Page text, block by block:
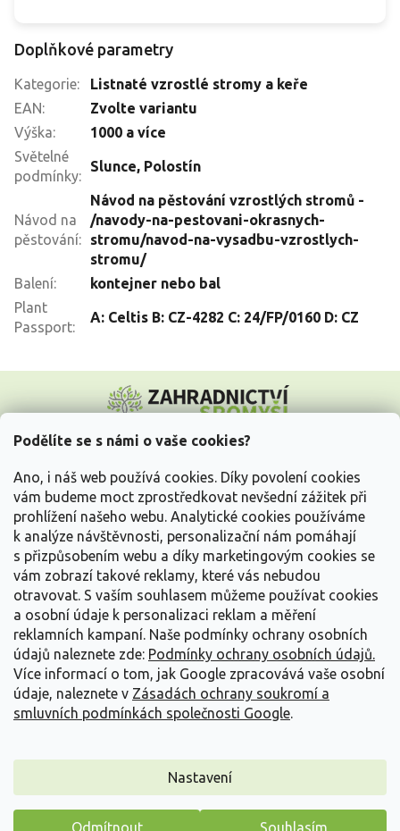
Podělíte se s námi o vaše cookies?
Ano, i náš web používá cookies. Díky povolení cookies
vám budeme moct zprostředkovat nevšední zážitek při
prohlížení našeho webu. Analytické cookies používáme
k analýze návštěvnosti, personalizační nám pomáhají
s přizpůsobením webu a díky marketingovým cookies se
vám zobrazí takové reklamy, které vás nebudou
otravovat. S vaším souhlasem můžeme používat cookies
a osobní údaje k personalizaci reklam a měření
reklamních kampaní. Naše podmínky ochrany osobních
údajů naleznete zde: Podmínky ochrany osobních údajů.
Více informací o tom, jak Google zpracovává vaše osobní
údaje, naleznete v Zásadách ochrany soukromí a
smluvních podmínkách společnosti Google.
Nastavení
Odmítnout Souhlasím
Doplňkové parametry
Kategorie:
Listnaté vzrostlé stromy a keře
EAN:
Zvolte variantu
Výška:
1000 a více
Světelné
podmínky:
Slunce, Polostín
Návod na
pěstování:
Návod na pěstování vzrostlých stromů -
/navody-na-pestovani-okrasnych-
stromu/navod-na-vysadbu-vzrostlych-
stromu/
Balení:
kontejner nebo bal
Plant
Passport:
A: Celtis B: CZ-4282 C: 24/FP/0160 D: CZ
p
Vše o nákupu
Informace pro Vás
Kontakujte nás
Vytvořil Shoptet
Copyright 2026Zahradnictví Spomyšl. Všechna práva